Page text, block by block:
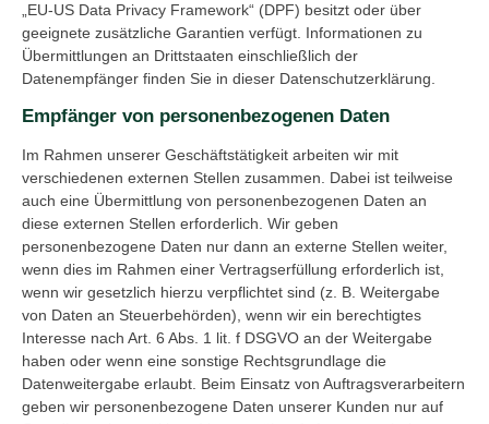
„EU-US Data Privacy Framework“ (DPF) besitzt oder über
geeignete zusätzliche Garantien verfügt. Informationen zu
Übermittlungen an Drittstaaten einschließlich der
Datenempfänger finden Sie in dieser Datenschutzerklärung.
Empfänger von personenbezogenen Daten
Im Rahmen unserer Geschäftstätigkeit arbeiten wir mit
verschiedenen externen Stellen zusammen. Dabei ist teilweise
auch eine Übermittlung von personenbezogenen Daten an
diese externen Stellen erforderlich. Wir geben
personenbezogene Daten nur dann an externe Stellen weiter,
wenn dies im Rahmen einer Vertragserfüllung erforderlich ist,
wenn wir gesetzlich hierzu verpflichtet sind (z. B. Weitergabe
von Daten an Steuerbehörden), wenn wir ein berechtigtes
Interesse nach Art. 6 Abs. 1 lit. f DSGVO an der Weitergabe
haben oder wenn eine sonstige Rechtsgrundlage die
Datenweitergabe erlaubt. Beim Einsatz von Auftragsverarbeitern
geben wir personenbezogene Daten unserer Kunden nur auf